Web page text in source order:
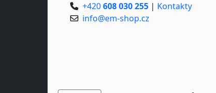
+420608 030 255 | Kontakty
info@em-shop.cz